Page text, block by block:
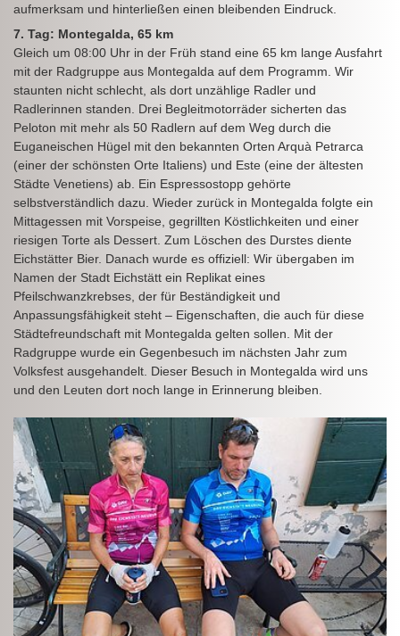
aufmerksam und hinterließen einen bleibenden Eindruck.
7. Tag: Montegalda, 65 km
Gleich um 08:00 Uhr in der Früh stand eine 65 km lange Ausfahrt
mit der Radgruppe aus Montegalda auf dem Programm. Wir
staunten nicht schlecht, als dort unzählige Radler und
Radlerinnen standen. Drei Begleitmotorräder sicherten das
Peloton mit mehr als 50 Radlern auf dem Weg durch die
Euganeischen Hügel mit den bekannten Orten Arquà Petrarca
(einer der schönsten Orte Italiens) und Este (eine der ältesten
Städte Venetiens) ab. Ein Espressostopp gehörte
selbstverständlich dazu. Wieder zurück in Montegalda folgte ein
Mittagessen mit Vorspeise, gegrillten Köstlichkeiten und einer
riesigen Torte als Dessert. Zum Löschen des Durstes diente
Eichstätter Bier. Danach wurde es offiziell: Wir übergaben im
Namen der Stadt Eichstätt ein Replikat eines
Pfeilschwanzkrebses, der für Beständigkeit und
Anpassungsfähigkeit steht – Eigenschaften, die auch für diese
Städtefreundschaft mit Montegalda gelten sollen. Mit der
Radgruppe wurde ein Gegenbesuch im nächsten Jahr zum
Volksfest ausgehandelt. Dieser Besuch in Montegalda wird uns
und den Leuten dort noch lange in Erinnerung bleiben.